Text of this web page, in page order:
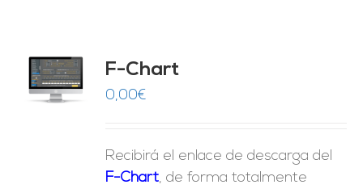
F-Chart
0,00€
Recibirá el enlace de descarga del
F-Chart, de forma totalmente